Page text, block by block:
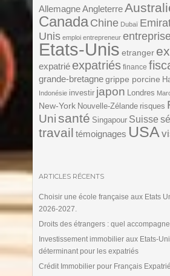
Allemagne Angleterre
Canada Chine Dubaï
Unis emploi entrepreneur
Etats-Unis etranger
expatrié expatriés finance
grande-bretagne grippe porcine
Indonésie investir japon Londres
New-York Nouvelle-Zélande risques
Unisanté Singapour Suisse
travail témoignages USA
ARTICLES RÉCENTS
Choisir une école française aux Etats
2026-2027.
Droits des étrangers : quel
Investissement immobilier aux Etats-
déterminant pour les expatriés
Crédit Immobilier pour Français